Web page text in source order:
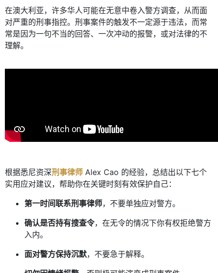
在澳大利亚，许多华人可能在无意中卷入警方调查，从而面
对严重的刑事指控。刑事案件的触发不一定源于违法，而常
常是因为一句不当的回答、一次冲动的报警，或对法律的不
理解。
根据悉尼资深刑事律师 Alex Cao 的经验，总结出以下七个
实用应对建议，帮助你在关键时刻有效保护自己：
第一时间联系刑事律师，不要单独应对警方。
确认是否持有搜查令，在无令的情况下你有权拒绝警方
入内。
面对警方保持沉默，不要急于解释。